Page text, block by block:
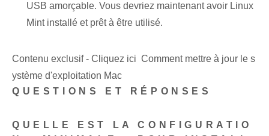
USB amorçable. Vous devriez maintenant avoir Linux
Mint installé et prêt à être utilisé.
Contenu exclusif - Cliquez ici Comment mettre à jour le s
ystème d'exploitation Mac
QUESTIONS ET RÉPONSES
QUELLE EST LA CONFIGURATIO